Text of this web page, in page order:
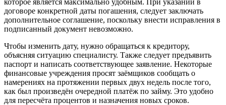
договоре конкретной даты погашения, следует заключать
дополнительное соглашение, поскольку внести исправления в
подписанный документ невозможно.
Чтобы изменить дату, нужно обращаться к кредитору,
объясняя ситуацию специалисту. Также следует предъявить
паспорт и написать соответствующее заявление. Некоторые
финансовые учреждения просят заёмщиков сообщать о
намерениях на протяжении первых двух недель после того,
как был произведён очередной платёж по займу. Это удобно
для пересчёта процентов и назначения новых сроков.